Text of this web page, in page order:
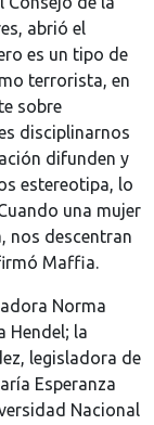
abrió el
es un tipo de
terrorista, en
sobre
disciplinarnos
difunden y
estereotipa, lo
una mujer
nos descentran
Maffia.
Norma
Hendel; la
legisladora de
Esperanza
Nacional